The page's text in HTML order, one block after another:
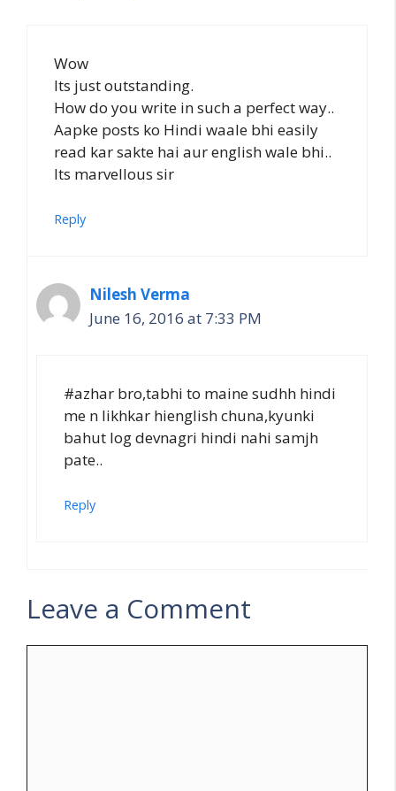
Wow
Its just outstanding.
How do you write in such a perfect way..
Aapke posts ko Hindi waale bhi easily
read kar sakte hai aur english wale bhi..
Its marvellous sir
Reply
Nilesh Verma
June 16, 2016 at 7:33 PM
#azhar bro,tabhi to maine sudhh hindi
me n likhkar hienglish chuna,kyunki
bahut log devnagri hindi nahi samjh
pate..
Reply
Leave a Comment